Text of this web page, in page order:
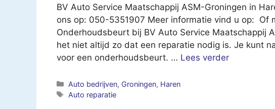
BV Auto Service Maatschappij ASM-Groningen in
ons op: 050-5351907 Meer informatie vind u op: Of
Onderhoudsbeurt bij BV Auto Service Maatschappij
het niet altijd zo dat een reparatie nodig is. Je kunt
voor een onderhoudsbeurt. … Lees verder
Categorieën
Auto bedrijven, Groningen, Haren
Tags
Auto reparatie